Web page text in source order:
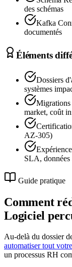
des schémas
Kafka
documentés
Éléments
Dossiers
systèmes
Migrations
market, coût
AZ-305)
SLA, données
Guide pratique
Comment
Logiciel
Au-delà du dossier
automatiser tout
un processus RH